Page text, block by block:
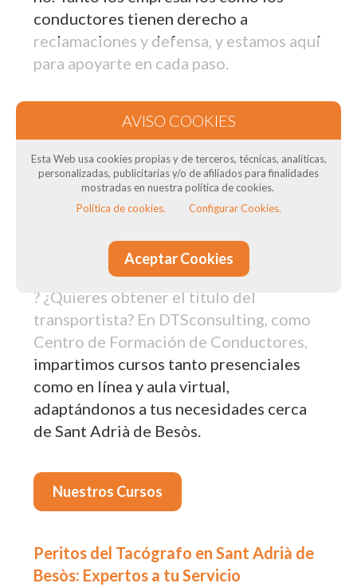
conductores tienen derecho a
reclamaciones y defensa, y estamos aquí
para apoyarte en cada paso.
Nuestros cursos de formación en Sant
Adrià de Besòs: Para transportistas
¿Necesitas el Curso CAP para tus
conductores? ¿Necesitas curso de ADR
? ¿Quieres obtener el título del
transportista? En DTSconsulting, como
Centro de Formación de Conductores,
impartimos cursos tanto presenciales
como en línea y aula virtual,
adaptándonos a tus necesidades cerca
de Sant Adrià de Besòs.
Nuestros Cursos
Peritos del Tacógrafo en Sant Adrià de
Besòs: Expertos a tu Servicio
Esta Web usa cookies propias y de terceros, técnicas, analíticas,
personalizadas, publicitarias y/o de afiliados para finalidades
mostradas en nuestra política de cookies.
Política de cookies.
Configurar Cookies.
Aceptar Cookies